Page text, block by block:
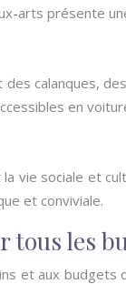
arts présente
calanques,
en
vie sociale et
et conviviale.
tous les
et aux